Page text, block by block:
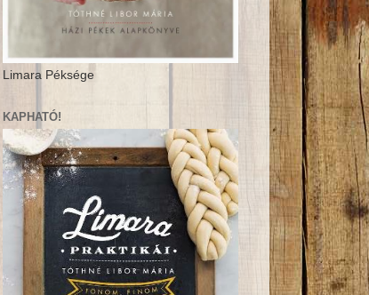
Limara Péksége
KAPHATÓ!